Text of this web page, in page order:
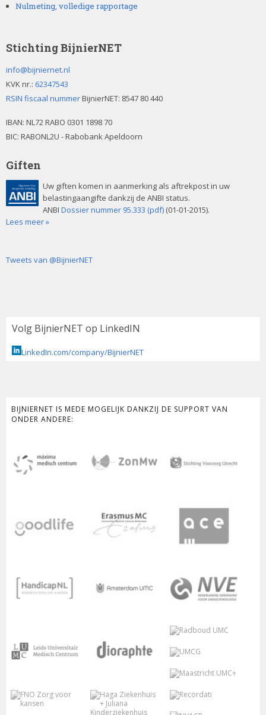
e
Nulmeting, volledige rapportage
Stichting BijnierNET
info@bijniernet.nl
KVK nr.: 62347543
RSIN fiscaal nummerBijnierNET: 8547 80 440
IBAN: NL72 RABO 0301 1898 70
BIC: RABONL2U - Rabobank Apeldoorn
Giften
Uw giften komen in aanmerking als aftrekpost in uw
belastingaangifte dankzij de ANBI status.
ANBI Dossier nummer 95.333 (pdf) (01-01-2015).
Lees meer »
Tweets van @BijnierNET
Volg BijnierNET op LinkedIN
LinkedIn.com/company/BijnierNET
BIJNIERNET IS MEDE MOGELIJK DANKZIJ DE SUPPORT VAN
ONDER ANDERE: